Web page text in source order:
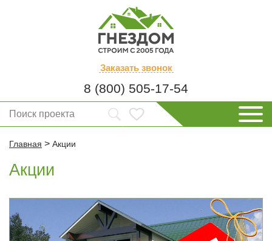
Заказать звонок
8 (800) 505-17-54
Главная > Акции
Акции